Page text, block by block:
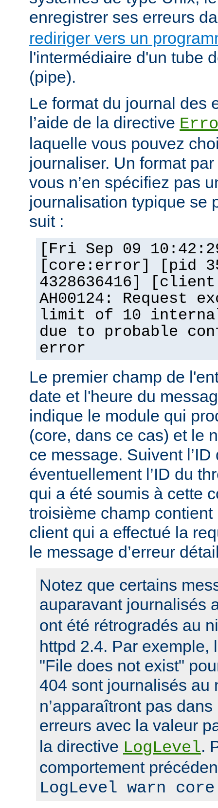
enregistrer ses erreurs
rediriger vers un
l'intermédiaire d'un tube
(pipe).
Le format du journal des
l’aide de la directive
laquelle vous pouvez
journaliser. Un format
vous n’en spécifiez pas
journalisation typique se
suit :
[Fri Sep 09
[core:error] [pid
4328636416]
AH00124: Request
limit of 10
due to probable
error
Le premier champ de
date et l'heure du
indique le module qui
(core, dans ce cas) et le
ce message. Suivent
éventuellement l’ID du
qui a été soumis à cette
troisième champ
client qui a effectué la
le message d’erreur
Notez que certains
auparavant journalisés
ont été rétrogradés au
httpd 2.4. Par exemple,
"File does not exist"
404 sont journalisés au
n’apparaîtront pas
erreurs avec la valeur
la directive LogLevel.
comportement
LogLevel warn